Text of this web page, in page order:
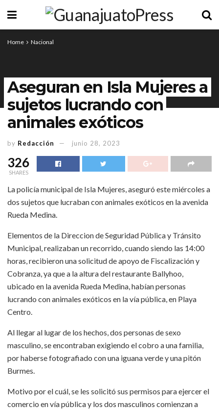
Home Nacional
Aseguran en Isla Mujeres a
sujetos lucrando con
animales exóticos
by Redacción junio 28, 2023
326
SHARES
La policía municipal de Isla Mujeres, aseguró este miércoles a
dos sujetos que lucraban con animales exóticos en la avenida
Rueda Medina.
Elementos de la Direccion de Seguridad Pública y Tránsito
Municipal, realizaban un recorrido, cuando siendo las 14:00
horas, recibieron una solicitud de apoyo de Fiscalización y
Cobranza, ya que a la altura del restaurante Ballyhoo,
ubicado en la avenida Rueda Medina, habían personas
lucrando con animales exóticos en la vía pública, en Playa
Centro.
Al llegar al lugar de los hechos, dos personas de sexo
masculino, se encontraban exigiendo el cobro a una familia,
por haberse fotografiado con una iguana verde y una pitón
Burmes.
Motivo por el cuál, se les solicitó sus permisos para ejercer el
comercio en vía pública y los dos masculinos comienzan a